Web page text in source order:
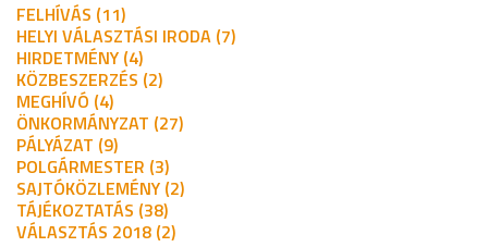
FELHÍVÁS (11)
HELYI VÁLASZTÁSI IRODA (7)
HIRDETMÉNY (4)
KÖZBESZERZÉS (2)
MEGHÍVÓ (4)
ÖNKORMÁNYZAT (27)
PÁLYÁZAT (9)
POLGÁRMESTER (3)
SAJTÓKÖZLEMÉNY (2)
TÁJÉKOZTATÁS (38)
VÁLASZTÁS 2018 (2)